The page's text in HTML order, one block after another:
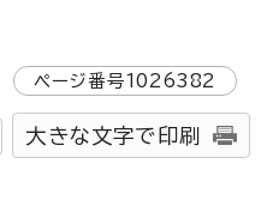
ページ番号1026382
大きな文字で印刷